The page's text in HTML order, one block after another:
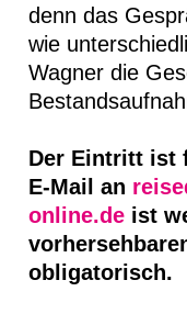
denn das
wie
Wagner die
Der Eintritt ist
E-Mail an
online.de ist
obligatorisch.